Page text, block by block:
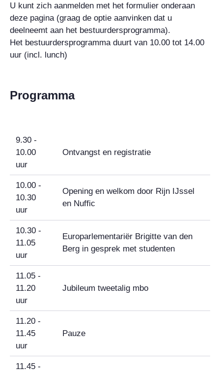
U kunt zich aanmelden met het formulier onderaan
deze pagina (graag de optie aanvinken dat u
deelneemt aan het bestuurdersprogramma).
Het bestuurdersprogramma duurt van 10.00 tot 14.00
uur (incl. lunch)
Programma
9.30 -
10.00
uur
Ontvangst en registratie
10.00 -
10.30
uur
Opening en welkom door Rijn IJssel
en Nuffic
10.30 -
11.05
uur
Europarlementariër Brigitte van den
Berg in gesprek met studenten
11.05 -
11.20
uur
Jubileum tweetalig mbo
11.20 -
11.45
uur
Pauze
11.45 -